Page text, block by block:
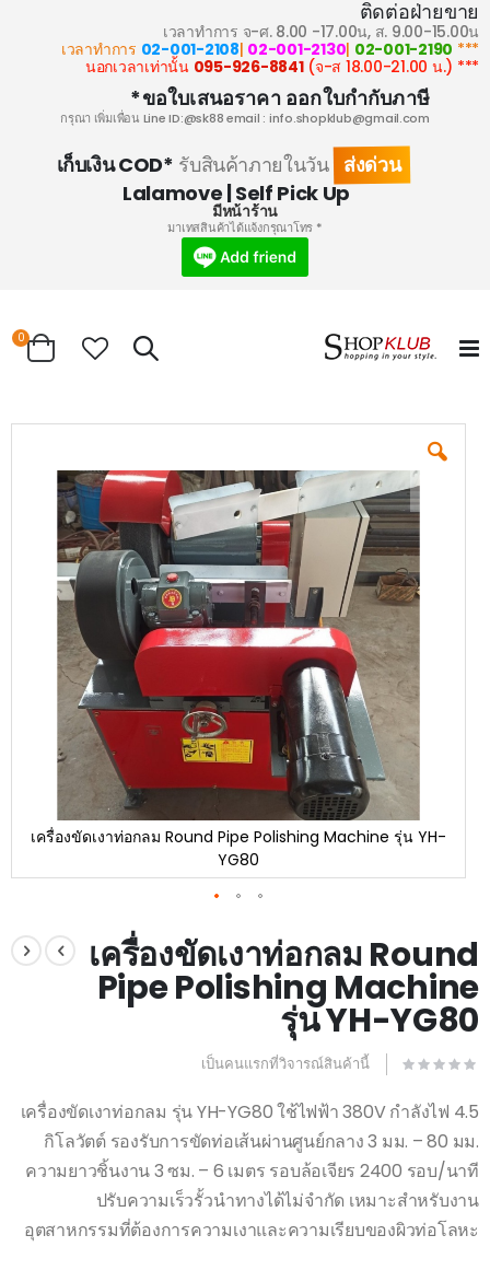
ติดต่อฝ่ายขาย
เวลาทำการ จ-ศ. 8.00 -17.00น, ส. 9.00-15.00น
*** เวลาทำการ
02-001-2108| 02-001-2130| 02-001-2190
*** นอกเวลาเท่านั้น
095-926-8841(จ-ส 18.00-21.00 น.)
ขอใบเสนอราคา ออกใบกำกับภาษี*
กรุณา เพิ่มเพื่อน Line ID:@sk88 email : info.shopklub@gmail.com
ส่งด่วน
เก็บเงิน COD* รับสินค้าภายในวัน
Lalamove | Self Pick Up
มีหน้าร้าน
* มาเทสสินค้าได้แจ้งกรุณาโทร
Search
Cart
0
Skip
images
gallery
เครื่องขัดเงาท่อกลม Round Pipe Polishing Machine รุ่น YH-
YG80
the
beginning
of
the
gallery
เครื่องขัดเงาท่อกลม Round
Pipe Polishing Machine
รุ่น YH-YG80
เป็นคนแรกที่วิจารณ์สินค้านี้
เครื่องขัดเงาท่อกลม รุ่น YH-YG80 ใช้ไฟฟ้า 380V กำลังไฟ 4.5
กิโลวัตต์ รองรับการขัดท่อเส้นผ่านศูนย์กลาง 3 มม. – 80 มม.
ความยาวชิ้นงาน 3 ซม. – 6 เมตร รอบล้อเจียร 2400 รอบ/นาที
ปรับความเร็วรั้วนำทางได้ไม่จำกัด เหมาะสำหรับงาน
อุตสาหกรรมที่ต้องการความเงาและความเรียบของผิวท่อโลหะ